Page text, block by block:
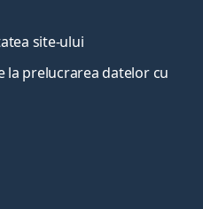
site-ului
la prelucrarea datelor cu